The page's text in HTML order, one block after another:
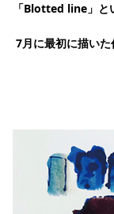
「Blotted line」と
7月に最初に描い